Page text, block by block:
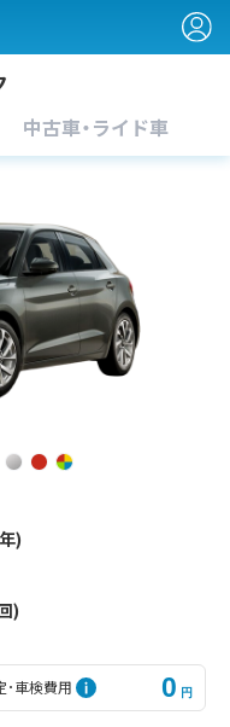
中古車・ライド車
)
)
･車検費用 0 円